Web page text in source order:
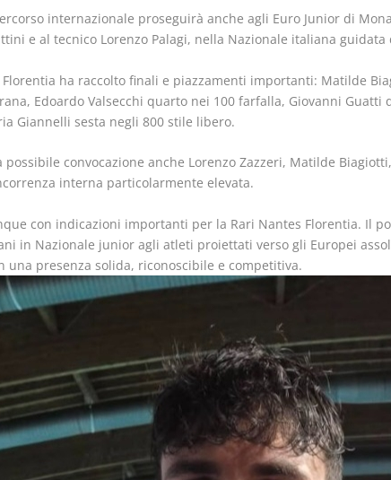
internazionale proseguirà anche agli Euro Junior di
e al tecnico Lorenzo Palagi, nella Nazionale italiana
ha raccolto finali e piazzamenti importanti: Matilde
Edoardo Valsecchi quarto nei 100 farfalla, Giovanni
Giannelli sesta negli 800 stile libero.
possibile convocazione anche Lorenzo Zazzeri, Matilde
interna particolarmente elevata.
con indicazioni importanti per la Rari Nantes Florentia. Il
in Nazionale junior agli atleti proiettati verso gli Europei
una presenza solida, riconoscibile e competitiva.